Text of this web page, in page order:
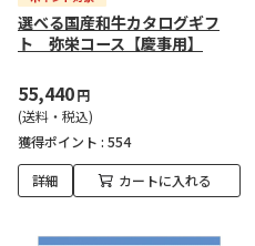
選べる国産和牛カタログギフ
ト 弥栄コース【慶事用】
55,440円
(送料・税込)
獲得ポイント : 554
詳細 カートに入れる